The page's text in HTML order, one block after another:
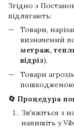
Згідно з
підлягають:
Товари,
визначений
метраж,
відріз).
Товари
пошкодженою
🔄 Процедура
Зв'яжіться з
напишіть у